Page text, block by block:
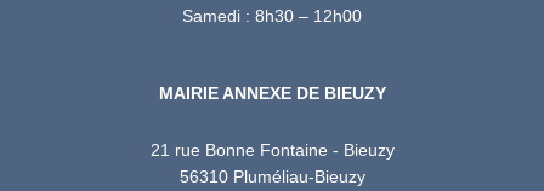
Samedi : 8h30 – 12h00
MAIRIE ANNEXE DE BIEUZY
21 rue Bonne Fontaine - Bieuzy
56310 Pluméliau-Bieuzy